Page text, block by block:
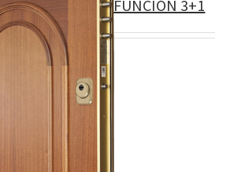
CILINDRO MULTIFUNCIÓN 3+1
5 llaves.